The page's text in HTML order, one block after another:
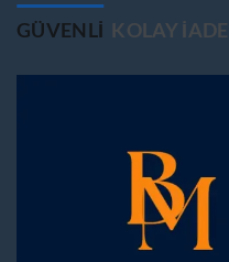
GÜVENLİ KOLAY İADE